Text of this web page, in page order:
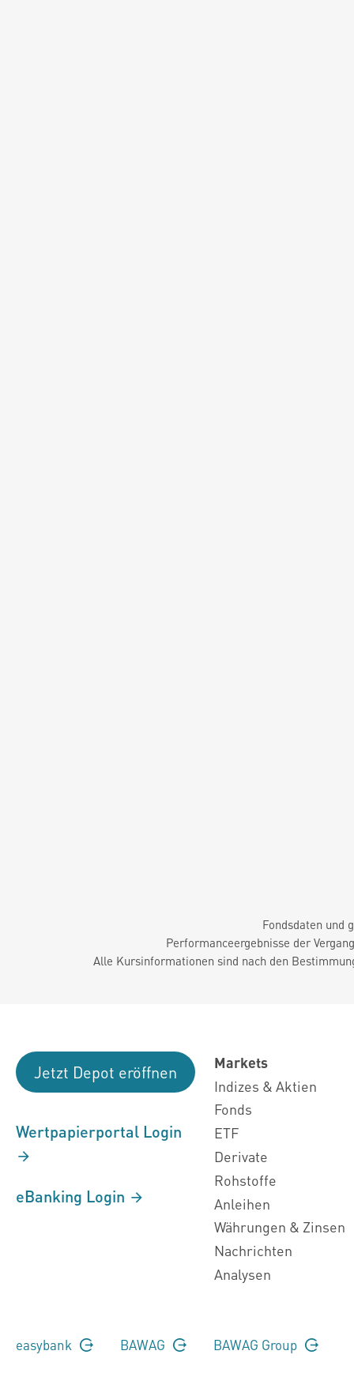
Fondsdaten und
Performanceergebnisse der
Alle Kursinformationen sind nach den
Jetzt Depot eröffnen
Wertpapierportal Login
eBanking Login
Markets
Indizes & Aktien
Fonds
ETF
Derivate
Rohstoffe
Anleihen
Währungen & Zinsen
Nachrichten
Analysen
easybank BAWAG BAWAG Group